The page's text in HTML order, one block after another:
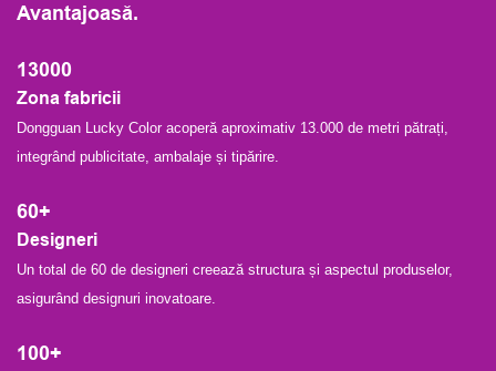
Avantajoasă.
13000
Zona fabricii
Dongguan Lucky Color acoperă aproximativ 13.000 de metri pătrați,
integrând publicitate, ambalaje și tipărire.
60+
Designeri
Un total de 60 de designeri creează structura și aspectul produselor,
asigurând designuri inovatoare.
100+